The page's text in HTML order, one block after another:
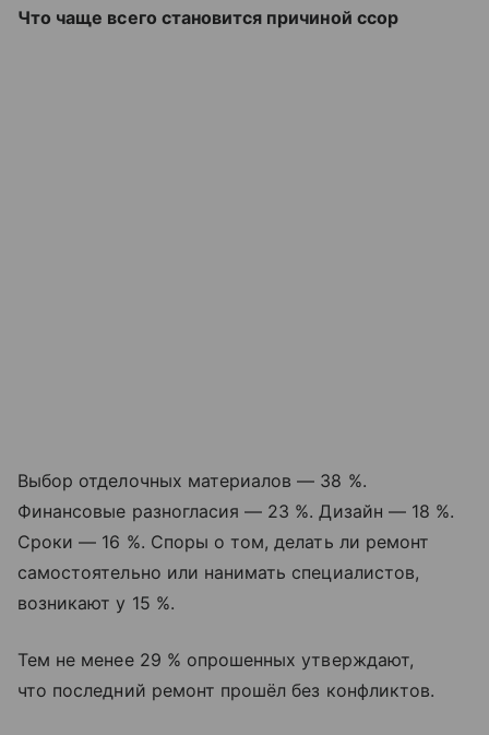
Что чаще всего становится причиной ссор
Выбор отделочных материалов — 38 %.
Финансовые разногласия — 23 %. Дизайн — 18 %.
Сроки — 16 %. Споры о том, делать ли ремонт
самостоятельно или нанимать специалистов,
возникают у 15 %.
Тем не менее 29 % опрошенных утверждают,
что последний ремонт прошёл без конфликтов.